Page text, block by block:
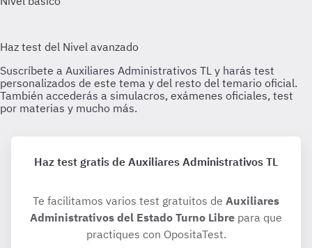
Haz test gratis de Auxiliares Administrativos TL
Te facilitamos varios test gratuitos de Auxiliares
Administrativos del Estado Turno Libre para que
practiques con OpositaTest.